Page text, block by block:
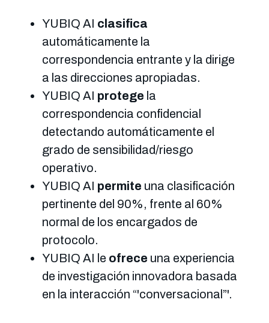
YUBIQ AI clasifica
automáticamente la
correspondencia entrante y la dirige
a las direcciones apropiadas.
YUBIQ AI protege la
correspondencia confidencial
detectando automáticamente el
grado de sensibilidad/riesgo
operativo.
YUBIQ AI permite una clasificación
pertinente del 90%, frente al 60%
normal de los encargados de
protocolo.
YUBIQ AI le ofrece una experiencia
de investigación innovadora basada
en la interacción “'conversacional”'.